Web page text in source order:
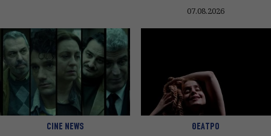
07.08.2026
CINE NEWS ΘΕΑΤΡΟ